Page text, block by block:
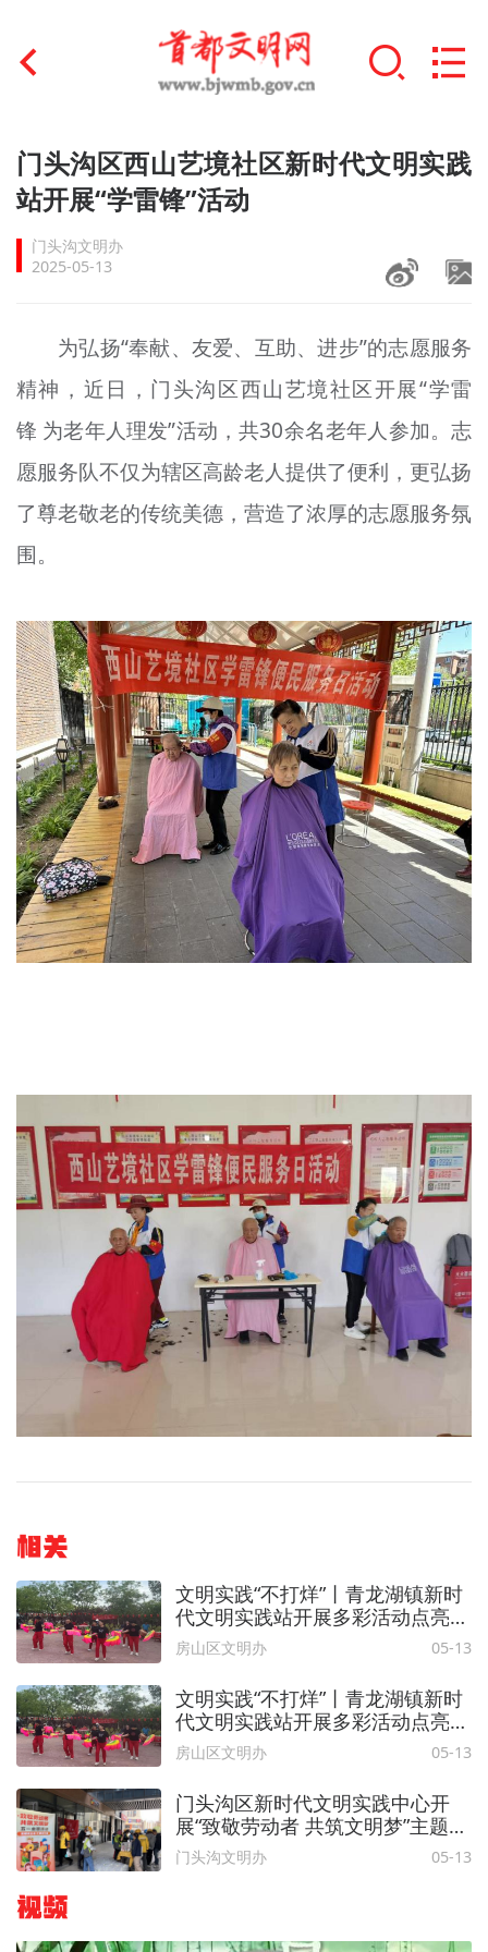
首页
文明创建
文明实践
未成年人思想道德建设
榜样人物
+
身边好人
文明评论
北京宣传文化引导基金
宣传思想文化人才
专题
资料库
+
门头沟区西山艺境社区新时代文明实践
站开展“学雷锋”活动
门头沟文明办
2025-05-13
为弘扬“奉献、友爱、互助、进步”的志愿服务
精神，近日，门头沟区西山艺境社区开展“学雷
锋 为老年人理发”活动，共30余名老年人参加。志
愿服务队不仅为辖区高龄老人提供了便利，更弘扬
了尊老敬老的传统美德，营造了浓厚的志愿服务氛
围。
相关
文明实践“不打烊”丨青龙湖镇新时
代文明实践站开展多彩活动点亮居
民幸福生活
房山区文明办 05-13
文明实践“不打烊”丨青龙湖镇新时
代文明实践站开展多彩活动点亮居
民幸福生活
房山区文明办 05-13
门头沟区新时代文明实践中心开
展“致敬劳动者 共筑文明梦”主题活
动
门头沟文明办 05-13
视频